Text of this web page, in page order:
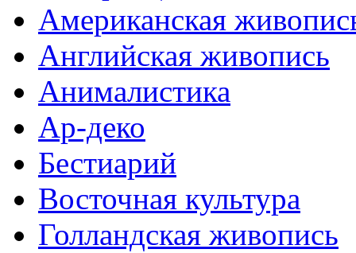
Американская
Английская живопись
Анималистика
Ар-деко
Бестиарий
Восточная культура
Голландская живопись